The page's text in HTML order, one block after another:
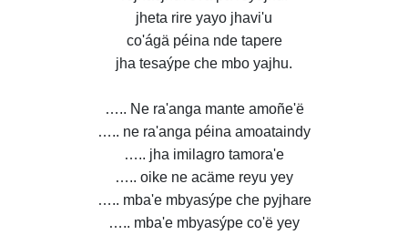
jheta rire yayo jhavi'u
co'ágä péina nde tapere
jha tesaýpe che mbo yajhu.
….. Ne ra'anga mante amoñe'ë
….. ne ra'anga péina amoataindy
….. jha imilagro tamora'e
….. oike ne acäme reyu yey
….. mba'e mbyasýpe che pyjhare
….. mba'e mbyasýpe co'ë yey